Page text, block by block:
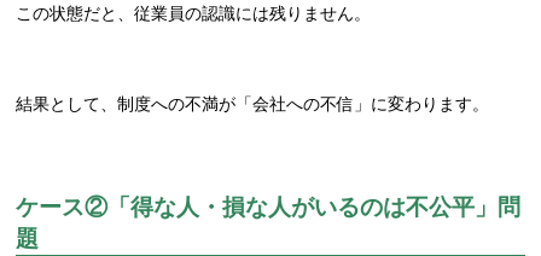
この状態だと、従業員の認識には残りません。
結果として、制度への不満が「会社への不信」に変わります。
ケース②「得な人・損な人がいるのは不公平」問
題